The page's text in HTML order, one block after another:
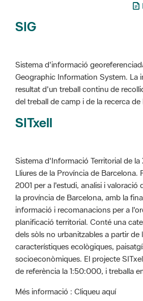
SIG
Sistema d'informació
Geographic Information System. La
resultat d'un treball continu de
del treball de camp i de la recerca de
SITxell
Sistema d'Informació Territorial de la
Lliures de la Província de Barcelona.
2001 per a l'estudi, analisi i valoració
la província de Barcelona, amb la
informació i recomanacions per a
planificació territorial. Conté una
dels sòls no urbanitzables a partir de
característiques ecològiques,
socioeconòmiques. El projecte
de referència la 1:50:000, i treballa
Més informació : Cliqueu aquí